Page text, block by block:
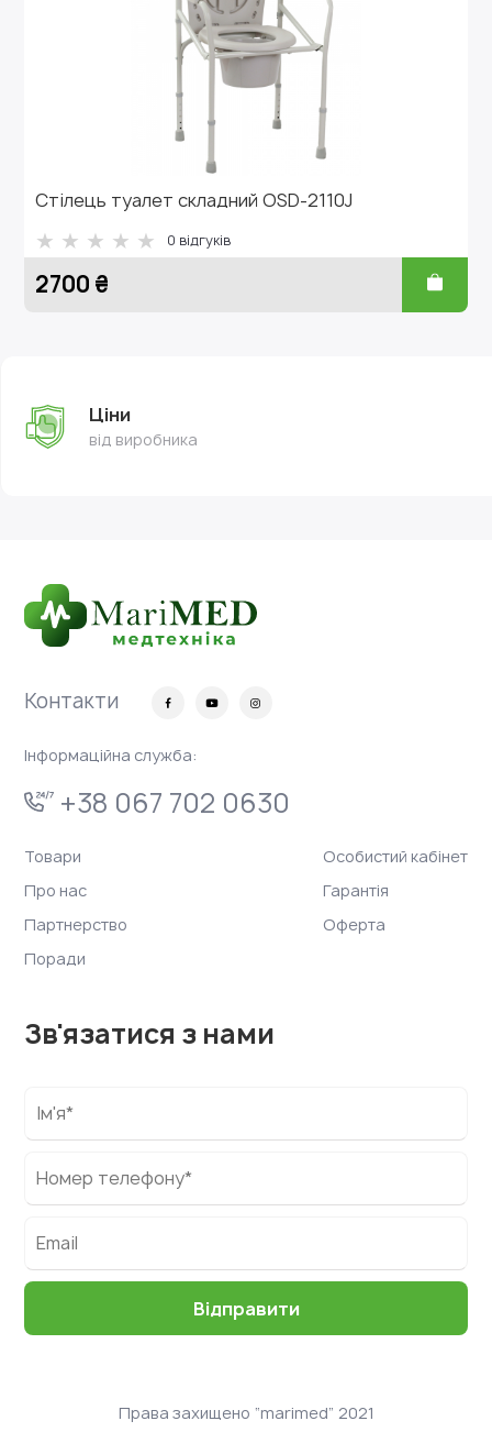
Стілець туалет складний OSD-2110J
0 відгуків
2700 ₴
Ціни
від виробника
Контакти
Інформаційна служба:
+38 067 702 0630
Товари
Про нас
Партнерство
Поради
Особистий кабінет
Гарантія
Оферта
Зв'язатися з нами
Права захищено “marimed” 2021